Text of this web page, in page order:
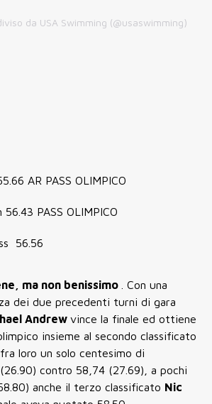
da USA Swimming (@usaswimming)
AR PASS OLIMPICO
56.43 PASS OLIMPICO
56.56
ma non benissimo
. Con una
dei due precedenti turni di gara
Andrew vince la finale ed ottiene
insieme al secondo classificato
, fra loro un solo centesimo di
contro 58,74 (27.69), a pochi
anche il terzo classificato Nic